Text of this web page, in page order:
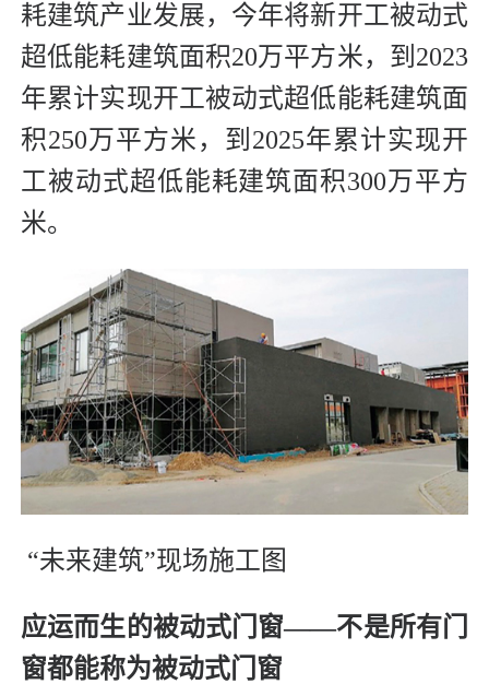
耗建筑产业发展，今年将新开工被动式
超低能耗建筑面积20万平方米，到2023
年累计实现开工被动式超低能耗建筑面
积250万平方米，到2025年累计实现开
工被动式超低能耗建筑面积300万平方
米。
“未来建筑”现场施工图
应运而生的被动式门窗——不是所有门
窗都能称为被动式门窗